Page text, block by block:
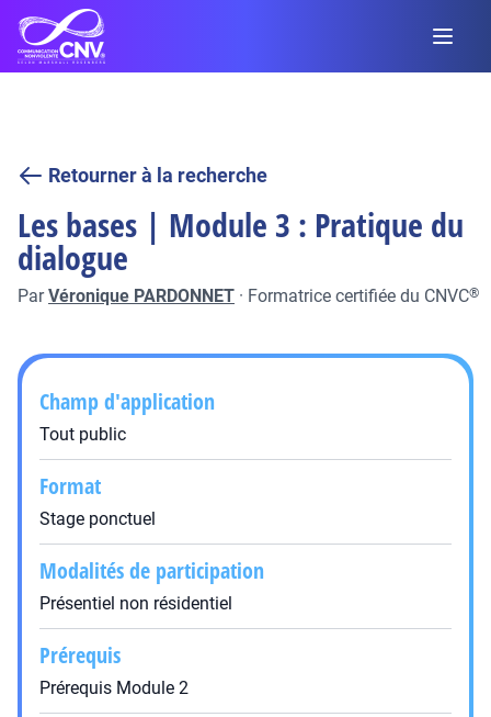
Retourner à la recherche
Les bases | Module 3 : Pratique du
dialogue
ParVéronique PARDONNET · Formatrice certifiée du CNVC®
Champ d'application
Tout public
Format
Stage ponctuel
Modalités de participation
Présentiel non résidentiel
Prérequis
Prérequis Module 2